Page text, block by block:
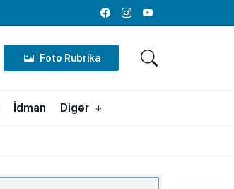
FacebookInstagramYoutube
Foto Rubrika
İdman Digər